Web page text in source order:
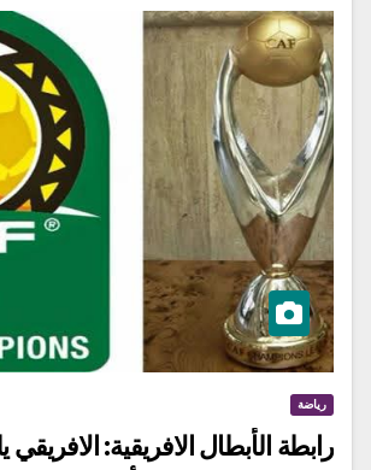
رياضة
رابطة الأبطال الافريقية: الافريقي